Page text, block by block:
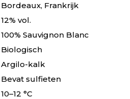
Bordeaux, Frankrijk
12% vol.
100% Sauvignon Blanc
Biologisch
Argilo-kalk
Bevat sulfieten
10–12 °C